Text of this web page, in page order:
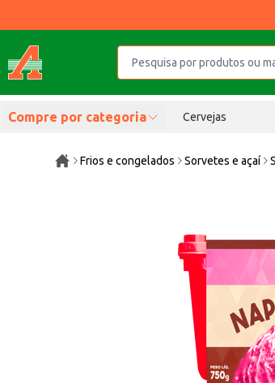
Compre por categoria Cervejas
Frios e congelados Sorvetes e açaí